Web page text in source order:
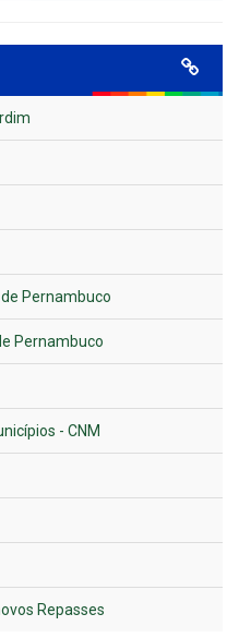
Pernambuco
Pernambuco
- CNM
Repasses